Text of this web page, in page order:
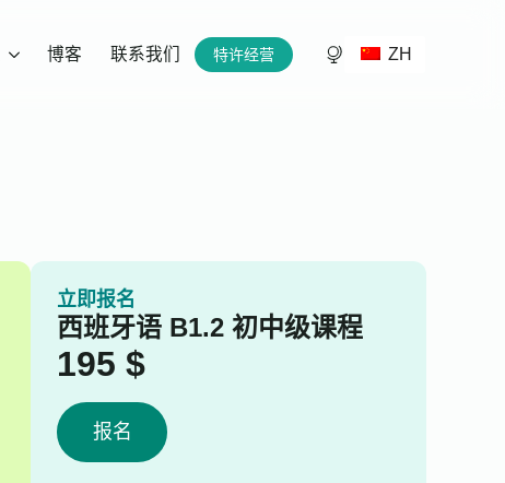
博客 联系我们 特许经营 ZH
立即报名
西班牙语 B1.2 初中级课程
195 $
报名